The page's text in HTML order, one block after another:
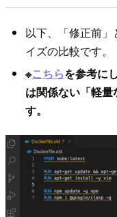
以下、「修正前
イズの比較です。
※こちらを参考に
は関係ない「軽
す。